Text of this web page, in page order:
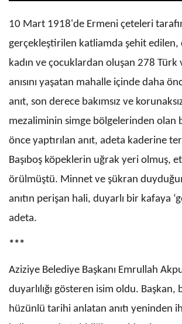
10 Mart 1918'de Ermeni çeteleri
gerçekleştirilen katliamda şehit edilen,
kadın ve çocuklardan oluşan 278 Türk
anısını yaşatan mahalle içinde daha
anıt, son derece bakımsız ve
mezaliminin simge bölgelerinden olan
önce yaptırılan anıt, adeta kaderine
Başıboş köpeklerin uğrak yeri olmuş,
örülmüştü. Minnet ve şükran
anıtın perişan hali, duyarlı bir kafaya
adeta.
***
Aziziye Belediye Başkanı Emrullah
duyarlılığı gösteren isim oldu. Başkan,
hüzünlü tarihi anlatan anıtı yeninden